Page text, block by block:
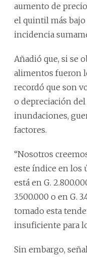
aumento de
el quintil más
incidencia
Añadió que, si se
alimentos fueron
recordó que son
o depreciación del
inundaciones,
factores.
“Nosotros
este índice en los
está en G.
3.500.000 o en G.
tomado esta
insuficiente para
Sin embargo,